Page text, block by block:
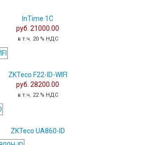
InTime 1С
руб. 21000.00
в т.ч. 20 % НДС
ZKTeco F22-ID-WIFI
руб. 28200.00
в т.ч. 22 % НДС
ZKTeco UA860-ID